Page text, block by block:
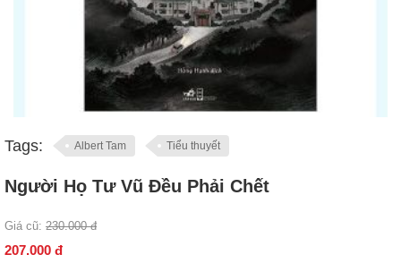
Tags: Albert Tam Tiểu thuyết
Người Họ Tư Vũ Đều Phải Chết
Giá cũ: 230.000 đ
207.000 đ